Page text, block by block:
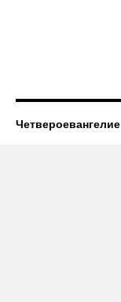
Четвероевангелие